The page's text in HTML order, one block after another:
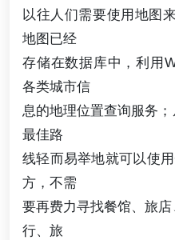
以往人们需要使用地图
地图已经
存储在数据库中，利用
各类城市信
息的地理位置查询服务
最佳路
线轻而易举地就可以使
方，不需
要再费力寻找餐馆、旅
行、旅